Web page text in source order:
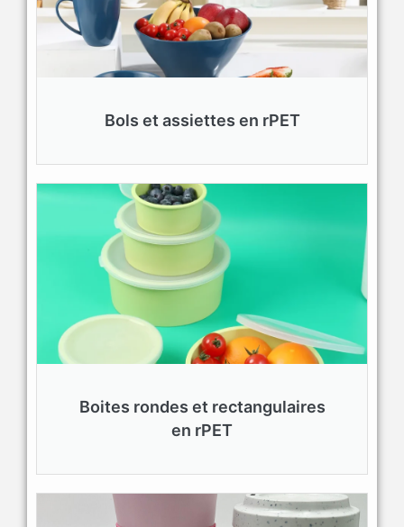
Bols et assiettes en rPET
Boites rondes et rectangulaires
en rPET